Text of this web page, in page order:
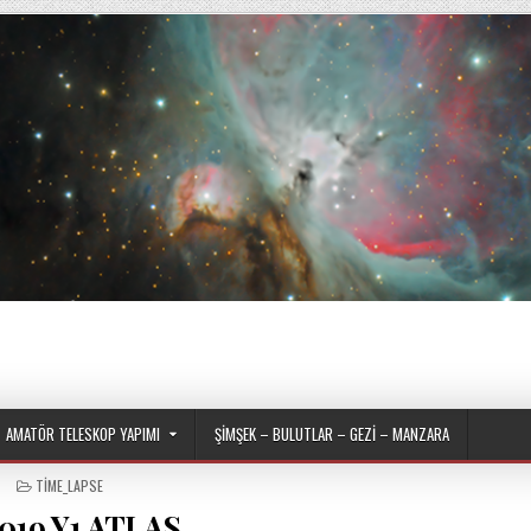
AMATÖR TELESKOP YAPIMI ŞIMŞEK – BULUTLAR – GEZI – MANZARA
POSTED IN
TIME_LAPSE